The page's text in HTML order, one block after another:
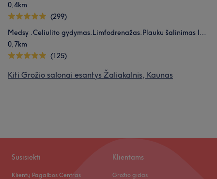
0,4km
(299)
Medsy .Celiulito gydymas.Limfodrenažas.Plauku šalinimas lazeriu
0,7km
(125)
Kiti Grožio salonai esantys Žaliakalnis, Kaunas
Susisiekti
Klientų Pagalbos Centras
Klientams
Grožio gidas